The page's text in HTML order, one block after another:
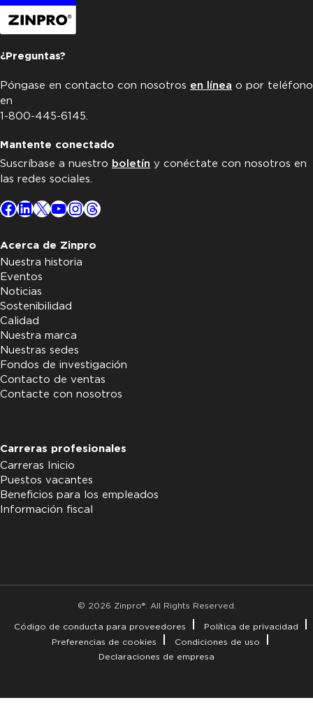
¿Preguntas?
Póngase en contacto con nosotros en línea o por teléfono
en
1-800-445-6145.
Mantente conectado
Suscríbase a nuestro boletín y conéctate con nosotros en
las redes sociales.
Facebook
LinkedIn
X YouTube
Instagram
Threads
Acerca de Zinpro
Nuestra historia
Eventos
Noticias
Sostenibilidad
Calidad
Nuestra marca
Nuestras sedes
Fondos de investigación
Contacto de ventas
Contacte con nosotros
Carreras profesionales
Carreras Inicio
Puestos vacantes
Beneficios para los empleados
Información fiscal
© 2026 Zinpro®. All Rights Reserved.
Código de conducta para proveedores
Política de privacidad
Preferencias de cookies
Condiciones de uso
Declaraciones de empresa